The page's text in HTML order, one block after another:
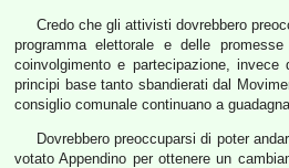
Credo che gli attivisti dovrebbero
programma elettorale e delle
coinvolgimento e partecipazione,
principi base tanto sbandierati dal
consiglio comunale continuano a
Dovrebbero preoccuparsi di poter
votato Appendino per ottenere un